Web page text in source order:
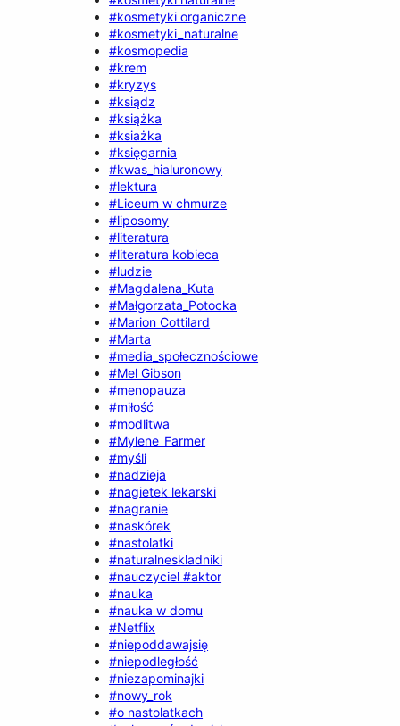
#kosmetyki organiczne
#kosmetyki_naturalne
#kosmopedia
#krem
#kryzys
#ksiądz
#książka
#ksiażka
#księgarnia
#kwas_hialuronowy
#lektura
#Liceum w chmurze
#liposomy
#literatura
#literatura kobieca
#ludzie
#Magdalena_Kuta
#Małgorzata_Potocka
#Marion Cottilard
#Marta
#media_społecznościowe
#Mel Gibson
#menopauza
#miłość
#modlitwa
#Mylene_Farmer
#myśli
#nadzieja
#nagietek lekarski
#nagranie
#naskórek
#nastolatki
#naturalneskladniki
#nauczyciel #aktor
#nauka
#nauka w domu
#Netflix
#niepoddawajsię
#niepodległość
#niezapominajki
#nowy_rok
#o nastolatkach